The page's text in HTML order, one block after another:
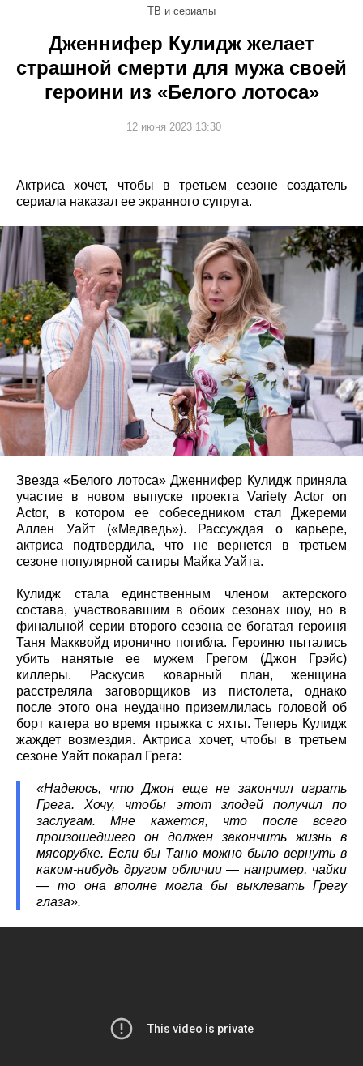
ТВ и сериалы
Дженнифер Кулидж желает
страшной смерти для мужа своей
героини из «Белого лотоса»
12 июня 2023 13:30
Актриса хочет, чтобы в третьем сезоне создатель
сериала наказал ее экранного супруга.
Звезда «Белого лотоса» Дженнифер Кулидж приняла
участие в новом выпуске проекта Variety Actor on
Actor, в котором ее собеседником стал Джереми
Аллен Уайт («Медведь»). Рассуждая о карьере,
актриса подтвердила, что не вернется в третьем
сезоне популярной сатиры Майка Уайта.
Кулидж стала единственным членом актерского
состава, участвовавшим в обоих сезонах шоу, но в
финальной серии второго сезона ее богатая героиня
Таня Макквойд иронично погибла. Героиню пытались
убить нанятые ее мужем Грегом (Джон Грэйс)
киллеры. Раскусив коварный план, женщина
расстреляла заговорщиков из пистолета, однако
после этого она неудачно приземлилась головой об
борт катера во время прыжка с яхты. Теперь Кулидж
жаждет возмездия. Актриса хочет, чтобы в третьем
сезоне Уайт покарал Грега:
«Надеюсь, что Джон еще не закончил играть
Грега. Хочу, чтобы этот злодей получил по
заслугам. Мне кажется, что после всего
произошедшего он должен закончить жизнь в
мясорубке. Если бы Таню можно было вернуть в
каком-нибудь другом обличии — например, чайки
— то она вполне могла бы выклевать Грегу
глаза».